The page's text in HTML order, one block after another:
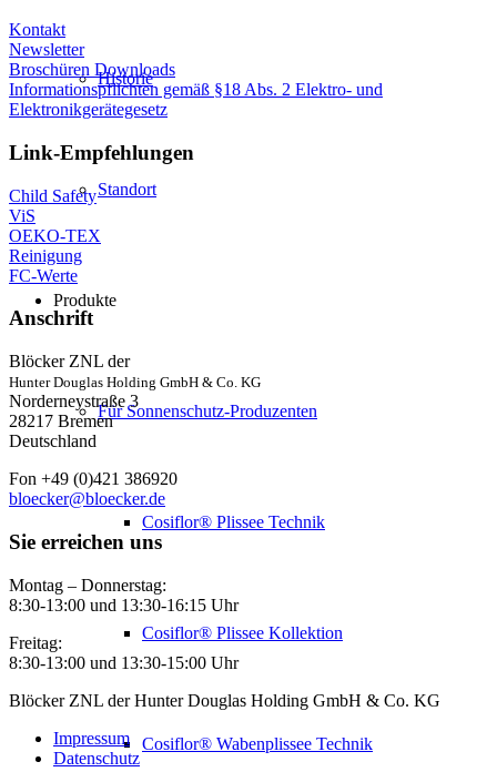
Historie
Standort
Produkte
Für Sonnenschutz-Produzenten
Cosiflor® Plissee Technik
Cosiflor® Plissee Kollektion
Cosiflor® Wabenplissee Technik
Kontakt
Newsletter
Broschüren Downloads
Informationspflichten gemäß §18 Abs. 2 Elektro- und
Elektronikgerätegesetz
Link-Empfehlungen
Child Safety
ViS
OEKO-TEX
Reinigung
FC-Werte
Anschrift
Blöcker ZNL der
Hunter Douglas Holding GmbH & Co. KG
Norderneystraße 3
28217 Bremen
Deutschland
Fon +49 (0)421 386920
bloecker@bloecker.de
Sie erreichen uns
Montag – Donnerstag:
8:30-13:00 und 13:30-16:15 Uhr
Freitag:
8:30-13:00 und 13:30-15:00 Uhr
Blöcker ZNL der Hunter Douglas Holding GmbH & Co. KG
Impressum
Datenschutz